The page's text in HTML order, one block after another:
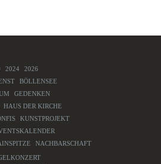
2024
2026
BÖLLENSEE
GEDENKEN
HAUS DER KIRCHE
KUNSTPROJEKT
NACHBARSCHAFT